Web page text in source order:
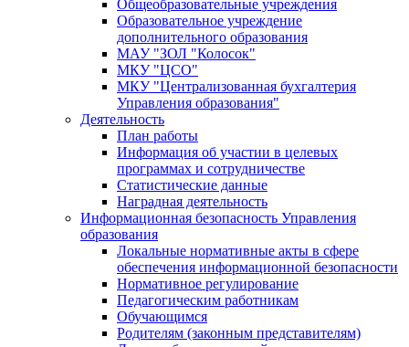
Общеобразовательные учреждения
Образовательное учреждение
дополнительного образования
МАУ "ЗОЛ "Колосок"
МКУ "ЦСО"
МКУ "Централизованная бухгалтерия
Управления образования"
Деятельность
План работы
Информация об участии в целевых
программах и сотрудничестве
Статистические данные
Наградная деятельность
Информационная безопасность Управления
образования
Локальные нормативные акты в сфере
обеспечения информационной безопасности
Нормативное регулирование
Педагогическим работникам
Обучающимся
Родителям (законным представителям)